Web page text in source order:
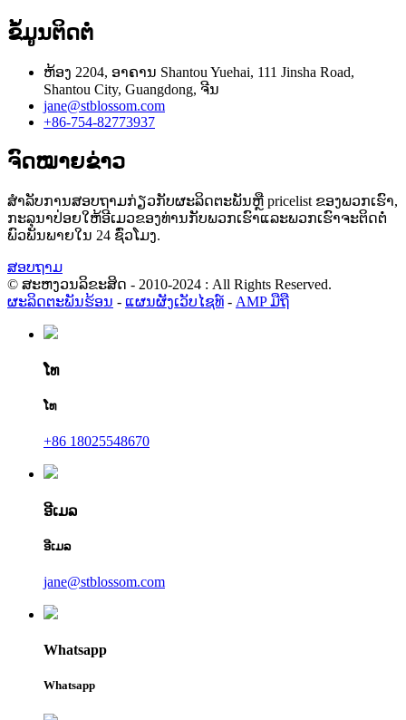
ຂໍ້ມູນຕິດຕໍ່
ຫ້ອງ 2204, ອາຄານ Shantou Yuehai, 111 Jinsha Road,
Shantou City, Guangdong, ຈີນ
jane@stblossom.com
+86-754-82773937
ຈົດໝາຍຂ່າວ
ສໍາ​ລັບ​ການ​ສອບ​ຖາມ​ກ່ຽວ​ກັບ​ຜະ​ລິດ​ຕະ​ພັນ​ຫຼື pricelist ຂອງ​ພວກ​ເຮົາ​,
ກະ​ລຸ​ນາ​ປ່ອຍ​ໃຫ້​ອີ​ເມວ​ຂອງ​ທ່ານ​ກັບ​ພວກ​ເຮົາ​ແລະ​ພວກ​ເຮົາ​ຈະ​ຕິດ​ຕໍ່​
ພົວ​ພັນ​ພາຍ​ໃນ 24 ຊົ່ວ​ໂມງ​.
ສອບຖາມ
© ສະຫງວນລິຂະສິດ - 2010-2024 : All Rights Reserved.
ຜະລິດຕະພັນຮ້ອນ - ແຜນຜັງເວັບໄຊທ໌ - AMP ມືຖື
ໂທ
ໂທ
+86 18025548670
ອີເມລ
ອີເມລ
jane@stblossom.com
Whatsapp
Whatsapp